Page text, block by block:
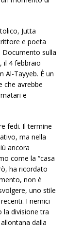
Jutta
e poeta
sulla
il 4 febbraio
Al-Tayyeb. È un
che avrebbe
e
fedi. Il termine
ma nella
ancora
come la “casa
ha ricordato
non è
uno stile
I nemici
la divisione tra
dalla